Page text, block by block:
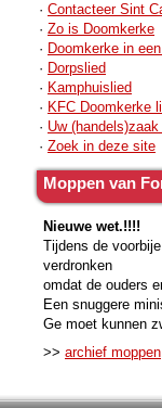
· Contacteer Sint
· Zo is Doomkerke
· Doomkerke in
· Dorpslied
· Kamphuislied
· KFC Doomkerke
· Uw
· Zoek in deze site
Moppen van
Nieuwe wet.!!!!
Tijdens de
verdronken
omdat de ouders
Een snuggere
Ge moet kunnen
>> archief moppen